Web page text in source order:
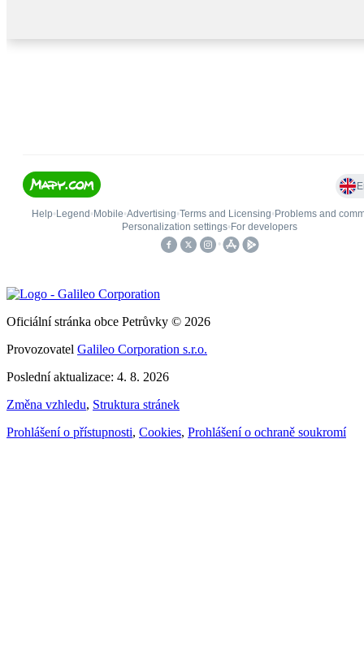
Oficiální stránka obce Petrůvky © 2026
Provozovatel Galileo Corporation s.r.o.
Poslední aktualizace: 4. 8. 2026
Změna vzhledu, Struktura stránek
Prohlášení o přístupnosti, Cookies, Prohlášení o ochraně soukromí